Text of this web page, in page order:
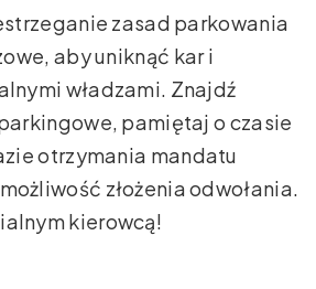
zasad parkowania
aby uniknąć kar i
władzami. Znajdź
pamiętaj o czasie
otrzymania mandatu
złożenia odwołania.
kierowcą!